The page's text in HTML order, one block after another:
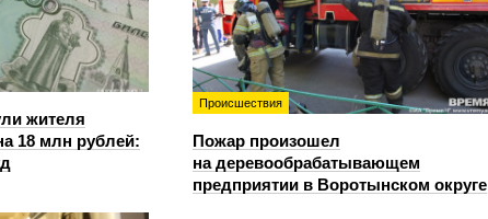
жителя
18 млн рублей:
Происшествия
Пожар произошел
на деревообрабатывающем
предприятии в Воротынском округе